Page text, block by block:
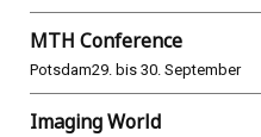
MTH Conference
Potsdam29. bis 30. September
Imaging World